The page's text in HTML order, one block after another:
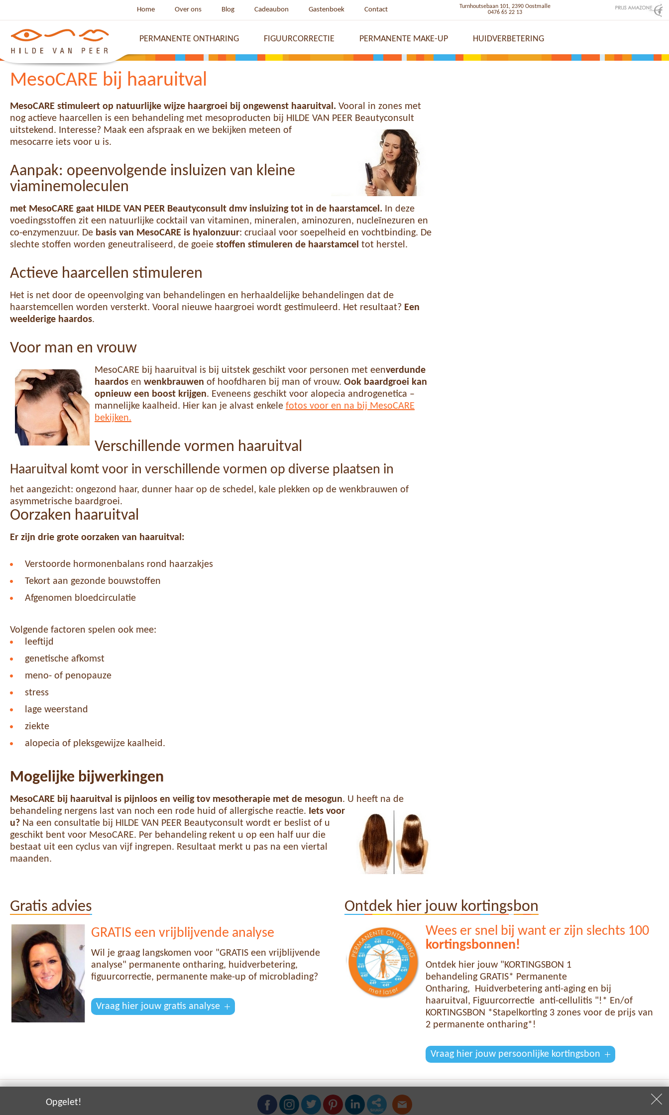
Home Over ons Blog Cadeaubon Gastenboek Contact
Turnhoutsebaan 101, 2390 Oostmalle
0476 65 22 13
PERMANENTE ONTHARING FIGUURCORRECTIE PERMANENTE MAKE-UP HUIDVERBETERING
MesoCARE bij haaruitval
MesoCARE stimuleert op natuurlijke wijze haargroei bij ongewenst haaruitval. Vooral in zones met
nog actieve haarcellen is een behandeling met mesoproducten bij HILDE VAN PEER Beautyconsult
uitstekend. Interesse? Maak een afspraak en we bekijken meteen of
mesocarre iets voor u is.
Aanpak: opeenvolgende insluizen van kleine
viaminemoleculen
met MesoCARE gaat HILDE VAN PEER Beautyconsult dmv insluizing tot in de haarstamcel. In deze
voedingsstoffen zit een natuurlijke cocktail van vitaminen, mineralen, aminozuren, nucleïnezuren en
co-enzymenzuur. De basis van MesoCARE is hyalonzuur: cruciaal voor soepelheid en vochtbinding. De
slechte stoffen worden geneutraliseerd, de goeie stoffen stimuleren de haarstamcel tot herstel.
Actieve haarcellen stimuleren
Het is net door de opeenvolging van behandelingen en herhaaldelijke behandelingen dat de
haarstemcellen worden versterkt. Vooral nieuwe haargroei wordt gestimuleerd. Het resultaat? Een
weelderige haardos.
Voor man en vrouw
MesoCARE bij haaruitval is bij uitstek geschikt voor personen met eenverdunde
haardos en wenkbrauwen of hoofdharen bij man of vrouw. Ook baardgroei kan
opnieuw een boost krijgen. Eveneens geschikt voor alopecia androgenetica –
mannelijke kaalheid. Hier kan je alvast enkele fotos voor en na bij MesoCARE
bekijken.
Verschillende vormen haaruitval
Haaruitval komt voor in verschillende vormen op diverse plaatsen in
het aangezicht: ongezond haar, dunner haar op de schedel, kale plekken op de wenkbrauwen of
asymmetrische baardgroei.
Oorzaken haaruitval
Er zijn drie grote oorzaken van haaruitval:
Verstoorde hormonenbalans rond haarzakjes
Tekort aan gezonde bouwstoffen
Afgenomen bloedcirculatie
Volgende factoren spelen ook mee:
leeftijd
genetische afkomst
meno- of penopauze
stress
lage weerstand
ziekte
alopecia of pleksgewijze kaalheid.
Mogelijke bijwerkingen
MesoCARE bij haaruitval is pijnloos en veilig tov mesotherapie met de mesogun. U heeft na de
behandeling nergens last van noch een rode huid of allergische reactie. Iets voor
u? Na een consultatie bij HILDE VAN PEER Beautyconsult wordt er beslist of u
geschikt bent voor MesoCARE. Per behandeling rekent u op een half uur die
bestaat uit een cyclus van vijf ingrepen. Resultaat merkt u pas na een viertal
maanden.
Gratis advies
GRATIS een vrijblijvende analyse
Wil je graag langskomen voor "GRATIS een vrijblijvende
analyse" permanente ontharing, huidverbetering,
figuurcorrectie, permanente make-up of microblading?
Vraag hier jouw gratis analyse
Ontdek hier jouw kortingsbon
Wees er snel bij want er zijn slechts 100
kortingsbonnen!
Ontdek hier jouw "KORTINGSBON 1
behandeling GRATIS* Permanente
Ontharing, Huidverbetering anti-aging en bij
haaruitval, Figuurcorrectie anti-cellulitis "!* En/of
KORTINGSBON *Stapelkorting 3 zones voor de prijs van
2 permanente ontharing*!
Vraag hier jouw persoonlijke kortingsbon
Opgelet!